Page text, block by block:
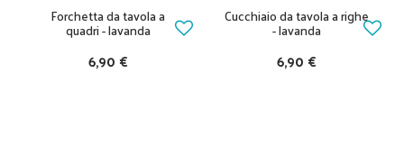
Forchetta da tavola a
quadri - lavanda
6,90 €
Cucchiaio da tavola a righe
- lavanda
6,90 €